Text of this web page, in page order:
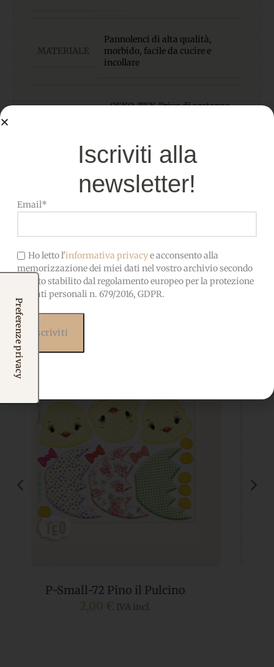
MATERIALE
Pannolenci di alta qualità,
morbido, facile da cucire e
incollare
OEKO-TEX-Privo di sostanze
Prodotti correlati
Potrebbero interessarti
P-105 Claretta L’Ochetta
5,80€ IVA incl.
Iscriviti alla
newsletter!
Email*
Ho letto l'informativa privacye acconsento alla
memorizzazione dei miei dati nel vostro archivio secondo
quanto stabilito dal regolamento europeo per la protezione
dei dati personali n. 679/2016, GDPR.